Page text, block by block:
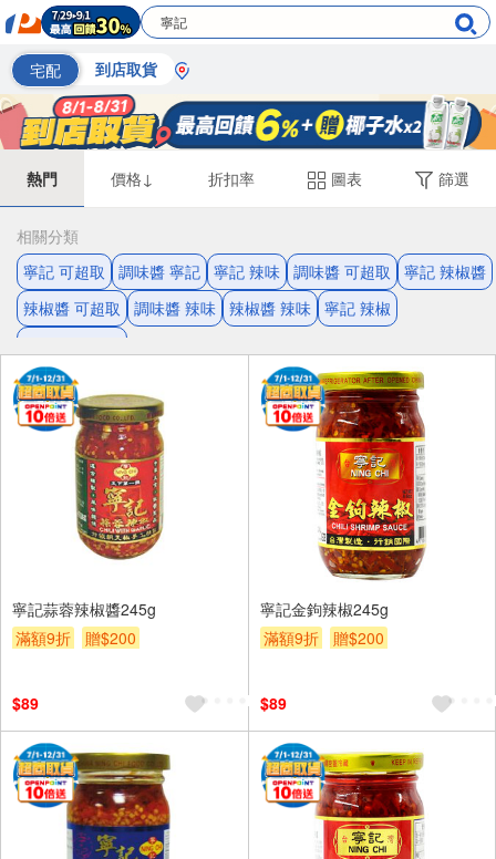
宅配 到店取貨
熱門 價格↓ 折扣率 圖表 篩選
相關分類
寧記 可超取
調味醬 寧記 寧記 辣味 調味醬 可超取
寧記 辣椒醬
辣椒醬 可超取
調味醬 辣味 辣椒醬 辣味 寧記 辣椒
寧記蒜蓉辣椒醬245g
滿額9折
贈$200
$89
寧記金鉤辣椒245g
滿額9折
贈$200
$89